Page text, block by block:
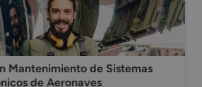
Mantenimiento de Sistemas
de Aeronaves